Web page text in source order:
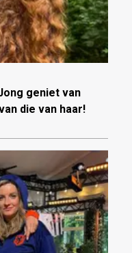
geniet van
die van haar!